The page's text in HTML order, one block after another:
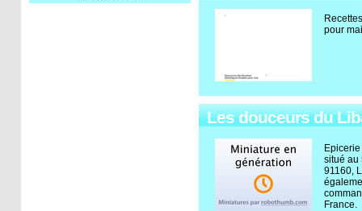
pour
Les douceurs du
situé au
91160,
France.